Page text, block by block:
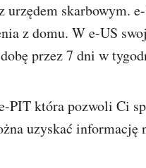
skarbowym.
z domu. W e-US
przez 7 dni w
PIT która pozwoli Ci
uzyskać informację